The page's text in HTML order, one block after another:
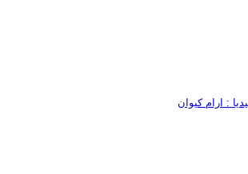
: ارام كيوان